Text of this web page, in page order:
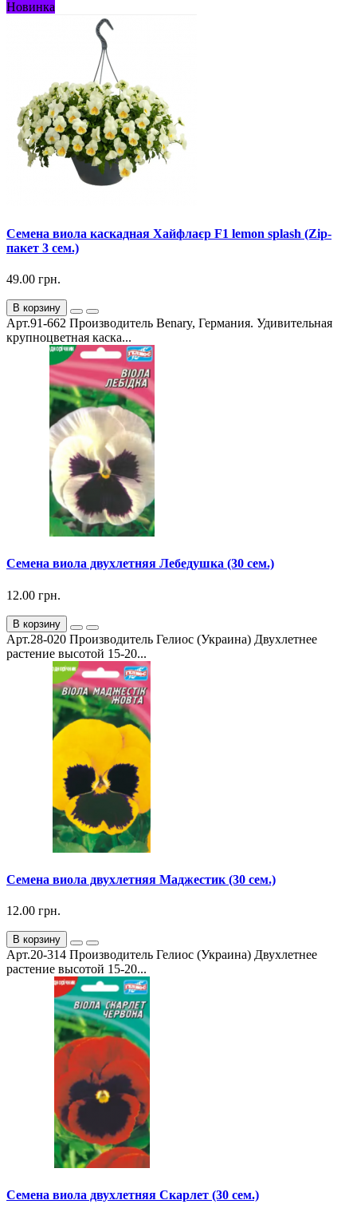
Новинка
Семена виола каскадная Хайфлаєр F1 lemon splash (Zip-
пакет 3 сем.)
49.00 грн.
В корзину
Арт.91-662 Производитель Benary, Германия. Удивительная
крупноцветная каска...
Семена виола двухлетняя Лебедушка (30 сем.)
12.00 грн.
В корзину
Арт.28-020 Производитель Гелиос (Украина) Двухлетнее
растение высотой 15-20...
Семена виола двухлетняя Маджестик (30 сем.)
12.00 грн.
В корзину
Арт.20-314 Производитель Гелиос (Украина) Двухлетнее
растение высотой 15-20...
Семена виола двухлетняя Скарлет (30 сем.)